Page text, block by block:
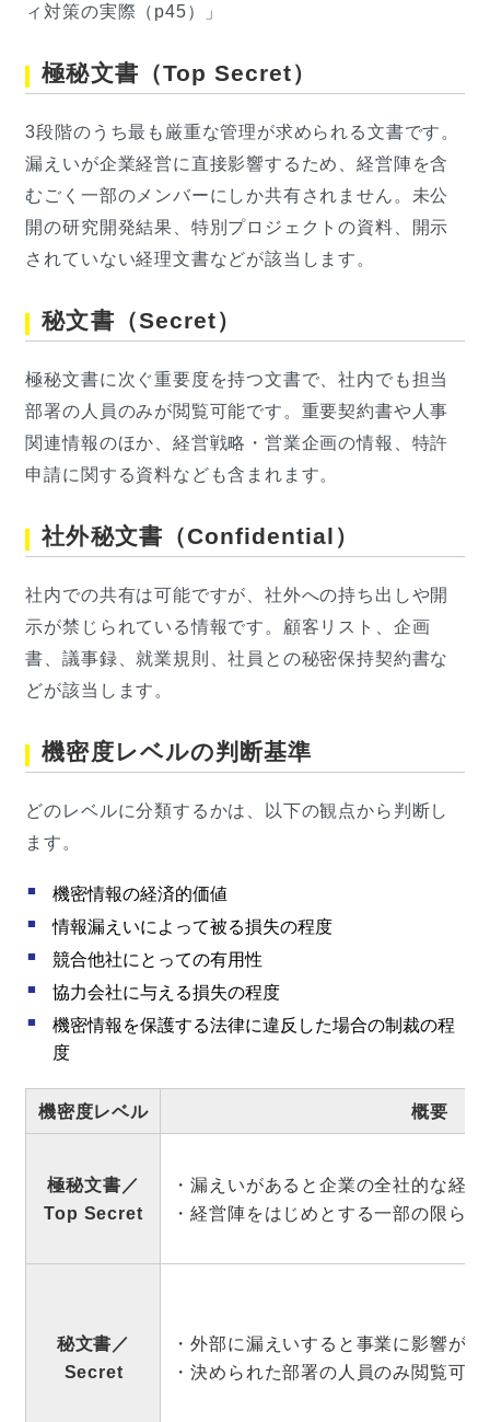
ィ対策の実際（p45）」
極秘文書（Top Secret）
3段階のうち最も厳重な管理が求められる文書です。
漏えいが企業経営に直接影響するため、経営陣を含
むごく一部のメンバーにしか共有されません。未公
開の研究開発結果、特別プロジェクトの資料、開示
されていない経理文書などが該当します。
秘文書（Secret）
極秘文書に次ぐ重要度を持つ文書で、社内でも担当
部署の人員のみが閲覧可能です。重要契約書や人事
関連情報のほか、経営戦略・営業企画の情報、特許
申請に関する資料なども含まれます。
社外秘文書（Confidential）
社内での共有は可能ですが、社外への持ち出しや開
示が禁じられている情報です。顧客リスト、企画
書、議事録、就業規則、社員との秘密保持契約書な
どが該当します。
機密度レベルの判断基準
どのレベルに分類するかは、以下の観点から判断し
ます。
機密情報の経済的価値
情報漏えいによって被る損失の程度
競合他社にとっての有用性
協力会社に与える損失の程度
機密情報を保護する法律に違反した場合の制裁の程
度
機密度レベル 概要
極秘文書／
Top Secret
・漏えいがあると企業の全社的な経
・経営陣をはじめとする一部の限ら
秘文書／
Secret
・外部に漏えいすると事業に影響があ
・決められた部署の人員のみ閲覧可